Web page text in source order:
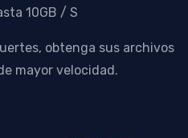
10GB / S
obtenga sus archivos
mayor velocidad.